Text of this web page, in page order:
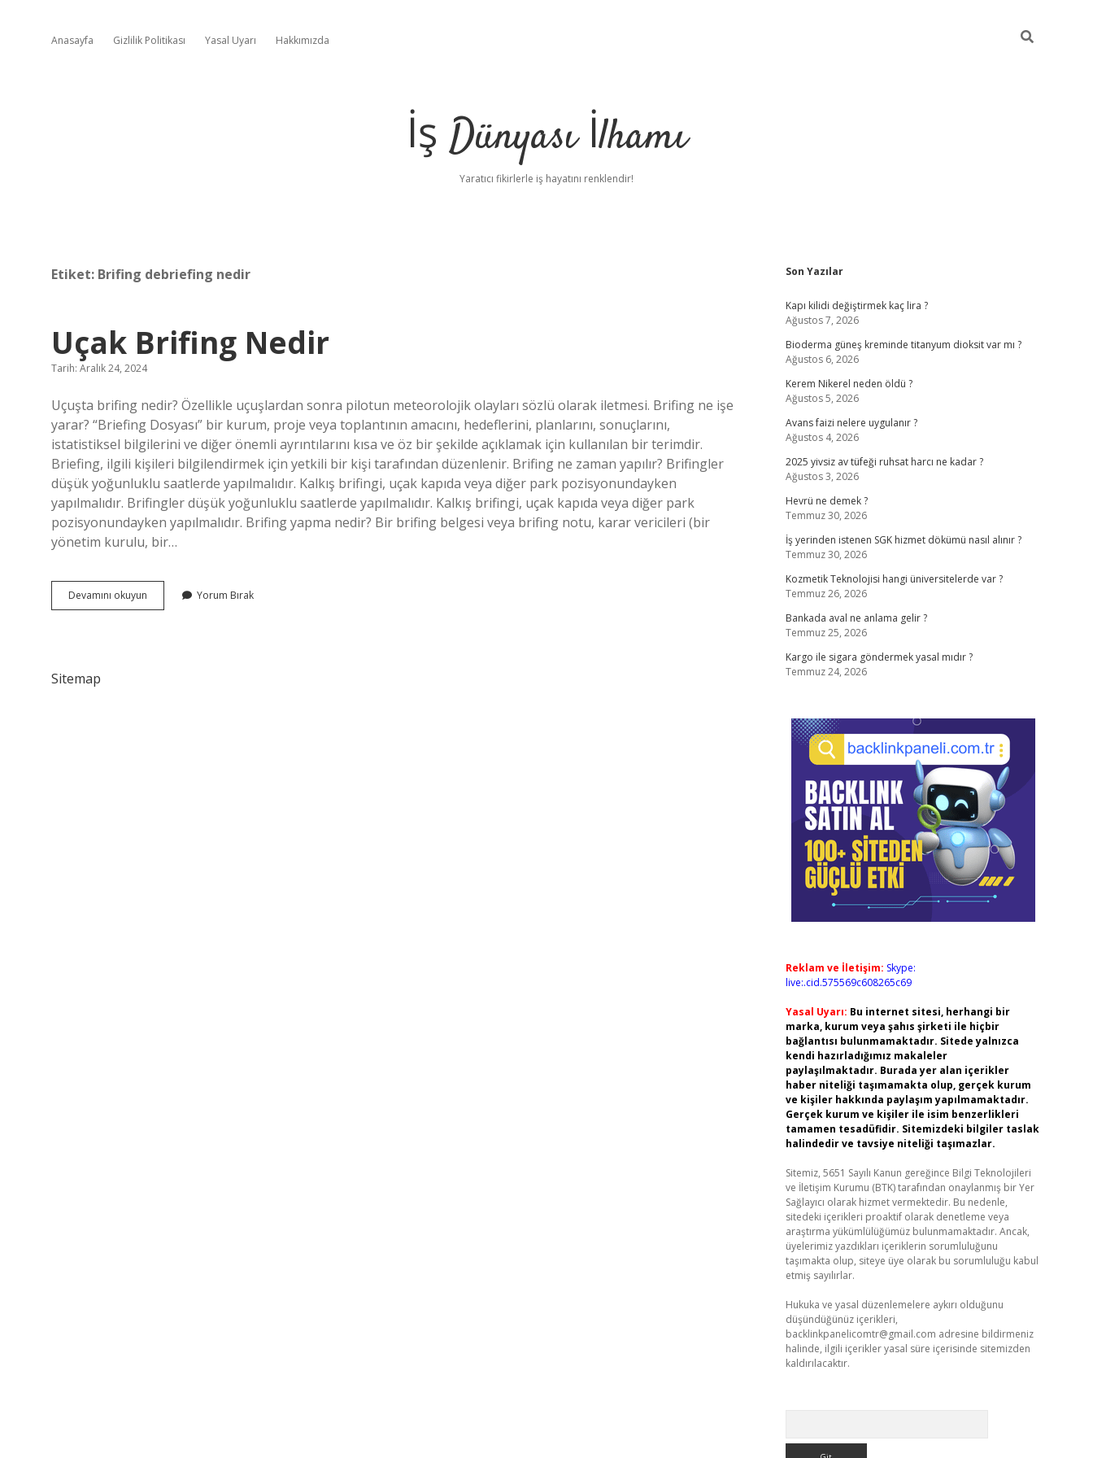
Anasayfa Gizlilik Politikası Yasal Uyarı Hakkımızda
İş Dünyası İlhamı
Yaratıcı fikirlerle iş hayatını renklendir!
Etiket: Brifing debriefing nedir
Uçak Brifing Nedir
Tarih: Aralık 24, 2024
Uçuşta brifing nedir? Özellikle uçuşlardan sonra pilotun meteorolojik olayları sözlü olarak iletmesi. Brifing ne işe
yarar? “Briefing Dosyası” bir kurum, proje veya toplantının amacını, hedeflerini, planlarını, sonuçlarını,
istatistiksel bilgilerini ve diğer önemli ayrıntılarını kısa ve öz bir şekilde açıklamak için kullanılan bir terimdir.
Briefing, ilgili kişileri bilgilendirmek için yetkili bir kişi tarafından düzenlenir. Brifing ne zaman yapılır? Brifingler
düşük yoğunluklu saatlerde yapılmalıdır. Kalkış brifingi, uçak kapıda veya diğer park pozisyonundayken
yapılmalıdır. Brifingler düşük yoğunluklu saatlerde yapılmalıdır. Kalkış brifingi, uçak kapıda veya diğer park
pozisyonundayken yapılmalıdır. Brifing yapma nedir? Bir brifing belgesi veya brifing notu, karar vericileri (bir
yönetim kurulu, bir…
Devamını okuyun
Brifing
Yorum Bırak
Sitemap
Sidebar
Son Yazılar
Kapı kilidi değiştirmek kaç lira ?
Ağustos 7, 2026
Bioderma güneş kreminde titanyum dioksit var mı ?
Ağustos 6, 2026
Kerem Nikerel neden öldü ?
Ağustos 5, 2026
Avans faizi nelere uygulanır ?
Ağustos 4, 2026
2025 yivsiz av tüfeği ruhsat harcı ne kadar ?
Ağustos 3, 2026
Hevrü ne demek ?
Temmuz 30, 2026
İş yerinden istenen SGK hizmet dökümü nasıl alınır ?
Temmuz 30, 2026
Kozmetik Teknolojisi hangi üniversitelerde var ?
Temmuz 26, 2026
Bankada aval ne anlama gelir ?
Temmuz 25, 2026
Kargo ile sigara göndermek yasal mıdır ?
Temmuz 24, 2026
Reklam ve İletişim: Skype:
live:.cid.575569c608265c69
Yasal Uyarı: Bu internet sitesi, herhangi bir
marka, kurum veya şahıs şirketi ile hiçbir
bağlantısı bulunmamaktadır. Sitede yalnızca
kendi hazırladığımız makaleler
paylaşılmaktadır. Burada yer alan içerikler
haber niteliği taşımamakta olup, gerçek kurum
ve kişiler hakkında paylaşım yapılmamaktadır.
Gerçek kurum ve kişiler ile isim benzerlikleri
tamamen tesadüfidir. Sitemizdeki bilgiler taslak
halindedir ve tavsiye niteliği taşımazlar.
Sitemiz, 5651 Sayılı Kanun gereğince Bilgi Teknolojileri
ve İletişim Kurumu (BTK) tarafından onaylanmış bir Yer
Sağlayıcı olarak hizmet vermektedir. Bu nedenle,
sitedeki içerikleri proaktif olarak denetleme veya
araştırma yükümlülüğümüz bulunmamaktadır. Ancak,
üyelerimiz yazdıkları içeriklerin sorumluluğunu
taşımakta olup, siteye üye olarak bu sorumluluğu kabul
etmiş sayılırlar.
Hukuka ve yasal düzenlemelere aykırı olduğunu
düşündüğünüz içerikleri,
backlinkpanelicomtr@gmail.com adresine bildirmeniz
halinde, ilgili içerikler yasal süre içerisinde sitemizden
kaldırılacaktır.